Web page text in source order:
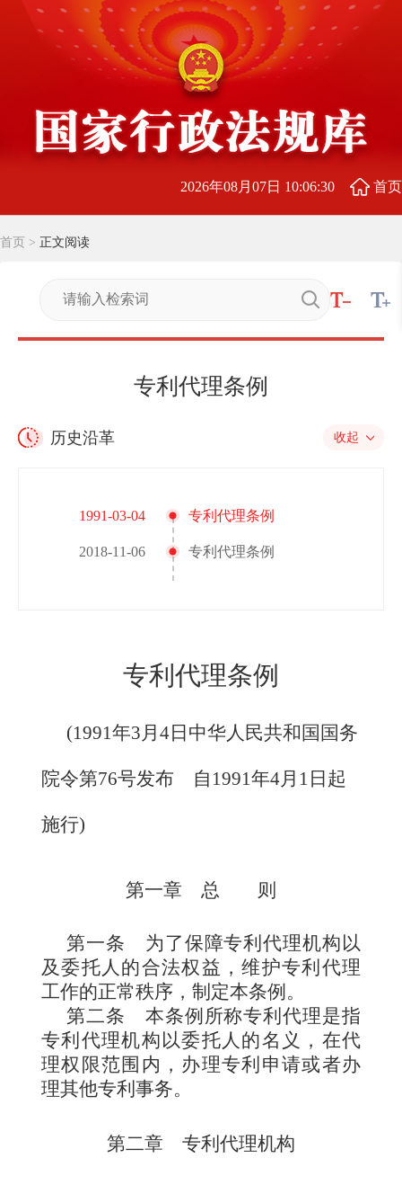
2026年08月07日 10:06:31 首页
首页 > 正文阅读
专利代理条例
历史沿革 收起
1991-03-04
2018-11-06
专利代理条例
专利代理条例
专利代理条例
(1991年3月4日中华人民共和国国务
院令第76号发布 自1991年4月1日起
施行)
第一章 总 则
第一条 为了保障专利代理机构以
及委托人的合法权益，维护专利代理
工作的正常秩序，制定本条例。
第二条 本条例所称专利代理是指
专利代理机构以委托人的名义，在代
理权限范围内，办理专利申请或者办
理其他专利事务。
第二章 专利代理机构